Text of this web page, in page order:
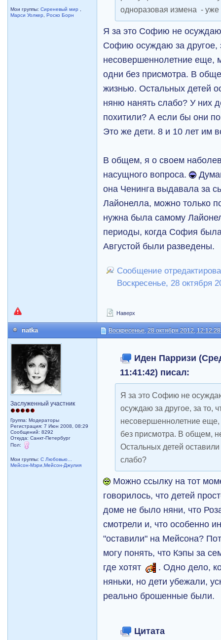
Мои группы:Сиреневый мир
Марси Уолкер
,Роско Борн
одноразовая измена -
Я за это Софию не
Софию осуждаю за другое,
несовершеннолетние еще,
одни без присмотра. В
жизнью. Остальных детей
няню нанять слабо? У них
похитили? А если бы они
Это же дети. 8 и 10 лет им
В общем, я о своем
насущного вопроса.
она Ченинга выдавала за
Лайонелла, можно только
нужна была самому
периоды, когда София
Августой были разведены.
Сообщение
Воскресенье, 28 октября
Наверх
natka Воскресенье, 28 октября 2012, 12:12:28
Заслуженный участник
Группа: Модераторы
Регистрация: 7 Июн 2008, 08:29
Сообщений: 8292
Откуда: Санкт-Петербург
Пол:
Мои группы:С Любовью...
Мейсон-Мэри,Мейсон-Джулия
Иден Парризи
11:41:42) писал:
Я за это Софию не
осуждаю за другое, за то,
несовершеннолетние еще,
без присмотра. В общем,
Остальных детей
слабо?
Можно ссылку на тот
говорилось, что детей
доме не было няни, что
смотрели и, что особенно
"оставили" на Мейсона?
могу понять, что Кэпы за
где хотят
. Одно дело,
няньки, но дети убежали,
реально брошенные были.
Цитата